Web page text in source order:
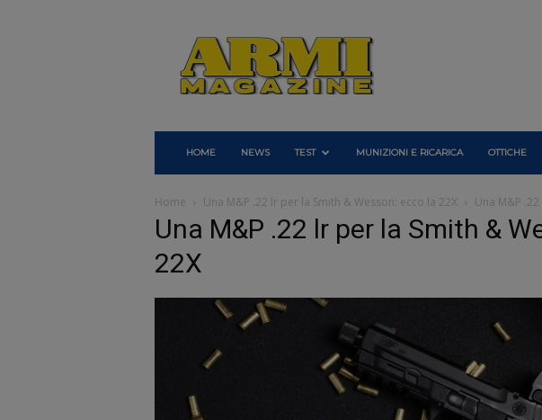
Armi
Magazine
HOME NEWS TEST MUNIZIONI E RICARICA OTTICHE
Home Una M&P .22 lr per la Smith & Wesson: ecco la 22X Una M&P
Una M&P .22 lr per la Smith &
22X